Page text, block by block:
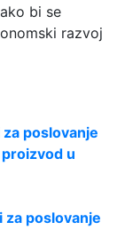
bi se
razvoj
poslovanje
u
poslovanje